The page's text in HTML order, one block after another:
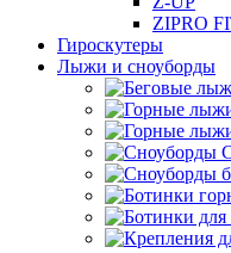
ZIPRO
Гироскутеры
Лыжи и сноуборды